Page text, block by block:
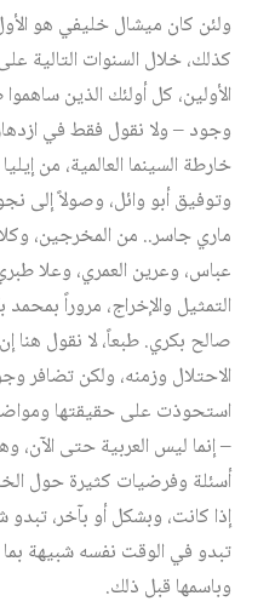
ولئن كان ميشال خليفي هو
كذلك، خلال السنوات التالية
الأولين، كل أولئك الذين
وجود – ولا نقول فقط في
خارطة السينما العالمية، من
وتوفيق أبو وائل، وصولاً إلى
ماري جاسر.. من المخرجين،
عباس، وعرين العمري، وعلا
التمثيل والإخراج، مروراً
صالح بكري. طبعاً، لا نقول هنا
الاحتلال وزمنه، ولكن تضافر
استحوذت على حقيقتها
– إنما ليس العربية حتى الآن،
أسئلة وفرضيات كثيرة حول
إذا كانت، وبشكل أو بآخر، تبدو
تبدو في الوقت نفسه شبيهة
وباسمها قبل ذلك.